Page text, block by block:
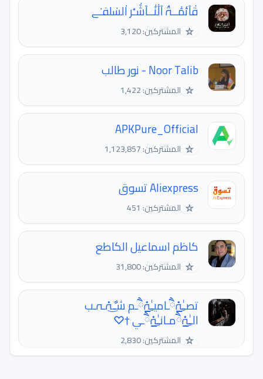
قٰآئمَٰــۃُ آلَٰنَٰــآشَٰـُر اٰلسٰلفـٰﮯ
☆ المشتركين: 3,120
Noor Talib - نور طالب
☆ المشتركين: 1,422
APKPure_Official
☆ المشتركين: 1,123,857
Aliexpress تسوق
☆ المشتركين: 451
كاظم اسماعيل الكاطع
☆ المشتركين: 31,800
تصـِٰ̲ﮧْཻـاميـِٰ̲ﮧْཻـم شـ͜ާﮧْـﮧـب
الـِٰ̲ﮧْཻمـانـِٰ̲ﮧْཻـي †♡
☆ المشتركين: 2,830